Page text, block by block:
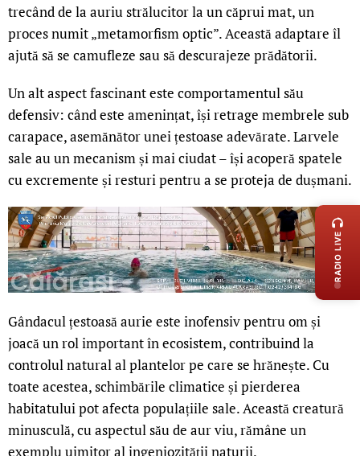
trecând de la auriu strălucitor la un căprui mat, un
proces numit „metamorfism optic”. Această adaptare îl
ajută să se camufleze sau să descurajeze prădătorii.
Un alt aspect fascinant este comportamentul său
defensiv: când este amenințat, își retrage membrele sub
carapace, asemănător unei țestoase adevărate. Larvele
sale au un mecanism și mai ciudat – își acoperă spatele
cu excremente și resturi pentru a se proteja de dușmani.
Gândacul țestoasă aurie este inofensiv pentru om și
joacă un rol important în ecosistem, contribuind la
controlul natural al plantelor pe care se hrănește. Cu
toate acestea, schimbările climatice și pierderea
habitatului pot afecta populațiile sale. Această creatură
minusculă, cu aspectul său de aur viu, rămâne un
exemplu uimitor al ingeniozității naturii.
RADIO LIVE